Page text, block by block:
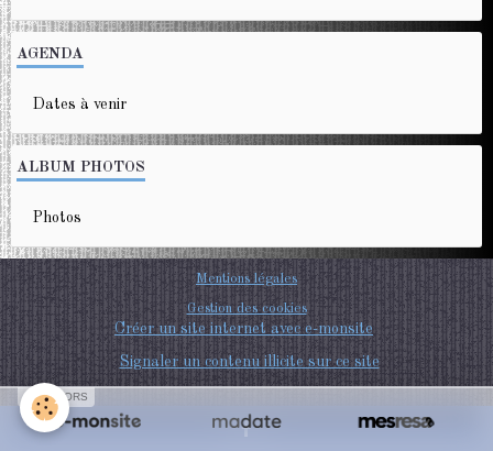
AGENDA
Dates à venir
ALBUM PHOTOS
Photos
Mentions légales
Gestion des cookies
Créer un site internet avec e-monsite
Signaler un contenu illicite sur ce site
SPONSORS